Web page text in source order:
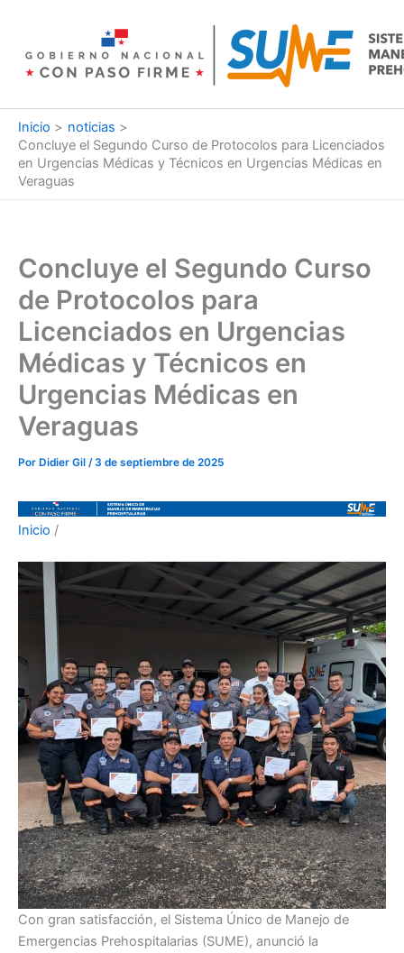
contenido
Inicio
noticias
Concluye el Segundo Curso de Protocolos para Licenciados
en Urgencias Médicas y Técnicos en Urgencias Médicas en
Veraguas
Concluye el Segundo Curso
de Protocolos para
Licenciados en Urgencias
Médicas y Técnicos en
Urgencias Médicas en
Veraguas
Por Didier Gil /3 de septiembre de 2025
Inicio /
Con gran satisfacción, el Sistema Único de Manejo de
Emergencias Prehospitalarias (SUME), anunció la